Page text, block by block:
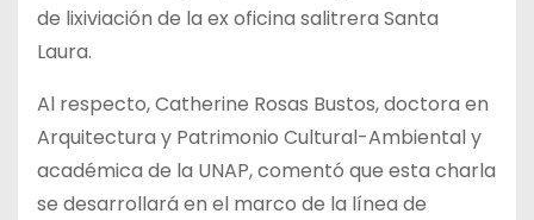
de lixiviación de la ex oficina salitrera Santa
Laura.
Al respecto, Catherine Rosas Bustos, doctora en
Arquitectura y Patrimonio Cultural-Ambiental y
académica de la UNAP, comentó que esta charla
se desarrollará en el marco de la línea de